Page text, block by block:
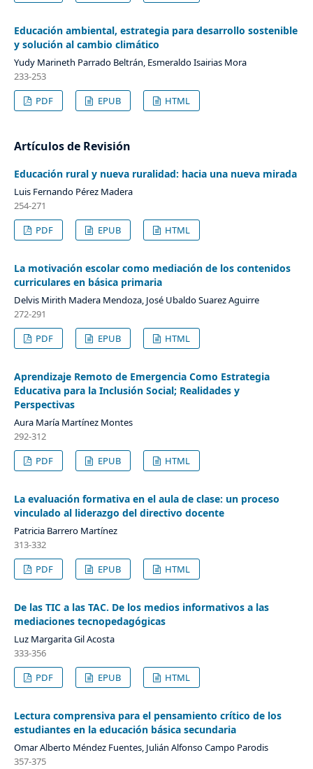
Educación ambiental, estrategia para desarrollo sostenible
y solución al cambio climático
Yudy Marineth Parrado Beltrán, Esmeraldo Isairias Mora
233-253
PDF
EPUB HTML
Artículos de Revisión
Educación rural y nueva ruralidad: hacia una nueva mirada
Luis Fernando Pérez Madera
254-271
PDF
EPUB HTML
La motivación escolar como mediación de los contenidos
curriculares en básica primaria
Delvis Mirith Madera Mendoza, José Ubaldo Suarez Aguirre
272-291
PDF
EPUB HTML
Aprendizaje Remoto de Emergencia Como Estrategia
Educativa para la Inclusión Social; Realidades y
Perspectivas
Aura María Martínez Montes
292-312
PDF
EPUB HTML
La evaluación formativa en el aula de clase: un proceso
vinculado al liderazgo del directivo docente
Patricia Barrero Martínez
313-332
PDF
EPUB HTML
De las TIC a las TAC. De los medios informativos a las
mediaciones tecnopedagógicas
Luz Margarita Gil Acosta
333-356
PDF
EPUB HTML
Lectura comprensiva para el pensamiento crítico de los
estudiantes en la educación básica secundaria
Omar Alberto Méndez Fuentes, Julián Alfonso Campo Parodis
357-375